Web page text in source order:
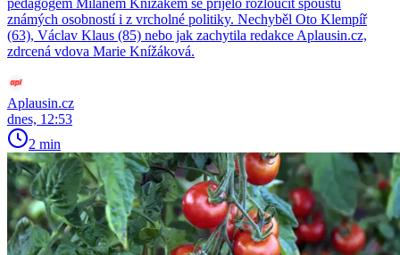
pedagogem Milanem Knížákem se přijelo rozloučit spoustu
známých osobností i z vrcholné politiky. Nechyběl Oto Klempíř
(63), Václav Klaus (85) nebo jak zachytila redakce Aplausin.cz,
zdrcená vdova Marie Knížáková.
Aplausin.cz
dnes, 12:53
2 min